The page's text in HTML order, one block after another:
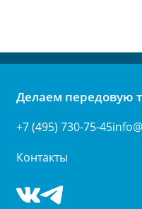
Делаем передовую
+7 (495) 730-75-45
Контакты